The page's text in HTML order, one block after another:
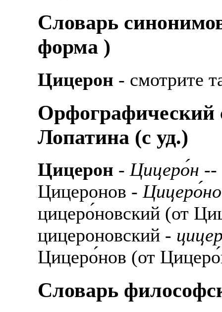
Cловарь
форма )
Цицерон - смотрите
Орфографический
Лопатина (c уд.)
Цицерон -Цицеро́н --
Цицеронов -
цицеро́новский (от
цицероновский -
Цицеро́нов (от
Cловарь